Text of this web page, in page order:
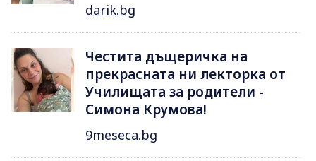
darik.bg
Честита дъщеричка на
прекрасната ни лекторка от
Училищата за родители -
Симона Крумова!
9meseca.bg